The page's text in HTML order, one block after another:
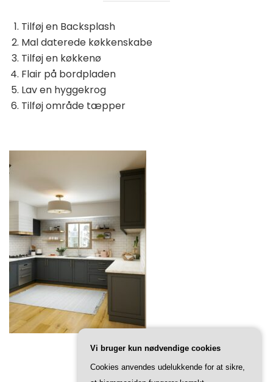
Tilføj en Backsplash
Mal daterede køkkenskabe
Tilføj en køkkenø
Flair på bordpladen
Lav en hyggekrog
Tilføj område tæpper
Vi bruger kun nødvendige cookies
Cookies anvendes udelukkende for at sikre,